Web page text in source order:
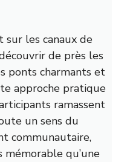
sur les canaux de
de près les
ponts charmants et
approche pratique
ramassent
un sens du
communautaire,
mémorable qu’une